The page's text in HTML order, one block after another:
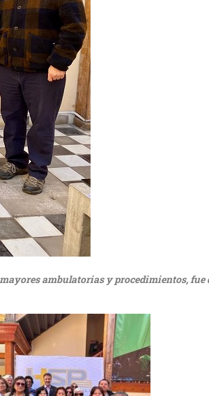
ambulatorias y procedimientos, fue